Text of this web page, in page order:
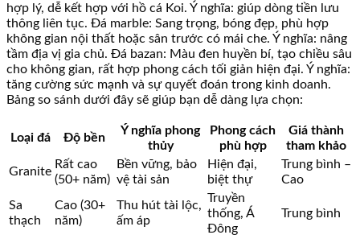
hợp lý, dễ kết hợp với hồ cá Koi. Ý nghĩa: giúp dòng tiền lưu
thông liên tục. Đá marble: Sang trọng, bóng đẹp, phù hợp
không gian nội thất hoặc sân trước có mái che. Ý nghĩa: nâng
tầm địa vị gia chủ. Đá bazan: Màu đen huyền bí, tạo chiều sâu
cho không gian, rất hợp phong cách tối giản hiện đại. Ý nghĩa:
tăng cường sức mạnh và sự quyết đoán trong kinh doanh.
Bảng so sánh dưới đây sẽ giúp bạn dễ dàng lựa chọn:
Loại đá Độ bền
Ý nghĩa phong
thủy
Phong cách
phù hợp
Giá thành
tham khảo
Granite
Rất cao
(50+ năm)
Bền vững, bảo
vệ tài sản
Hiện đại,
biệt thự
Trung bình –
Cao
Sa
thạch
Cao (30+
năm)
Thu hút tài lộc,
ấm áp
Truyền
thống, Á
Đông
Trung bình